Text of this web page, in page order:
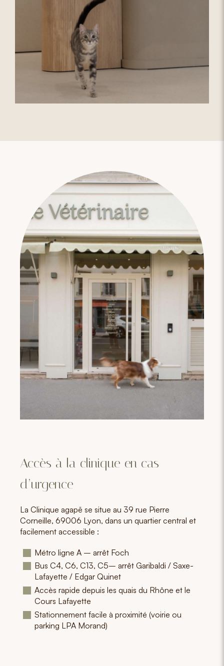
Accès à la clinique en cas
d’urgence
La Clinique agapē se situe au 39 rue Pierre
Corneille, 69006 Lyon, dans un quartier central et
facilement accessible :
Métro ligne A – arrêt Foch
Bus C4, C6, C13, C5– arrêt Garibaldi / Saxe-
Lafayette / Edgar Quinet
Accès rapide depuis les quais du Rhône et le
Cours Lafayette
Stationnement facile à proximité (voirie ou
parking LPA Morand)